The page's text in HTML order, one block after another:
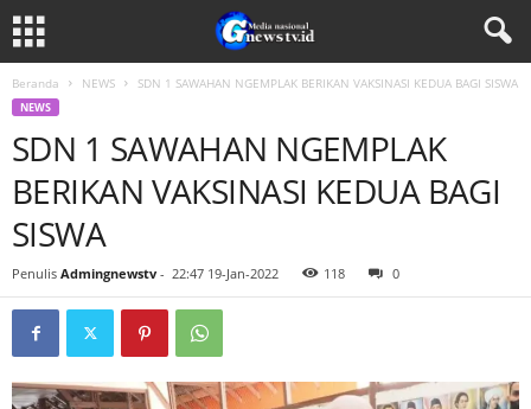
Beranda NEWS SDN 1 SAWAHAN NGEMPLAK BERIKAN VAKSINASI KEDUA BAGI SISWA
NEWS
SDN 1 SAWAHAN NGEMPLAK
BERIKAN VAKSINASI KEDUA BAGI
SISWA
Penulis Admingnewstv - 22:47 19-Jan-2022 118 0